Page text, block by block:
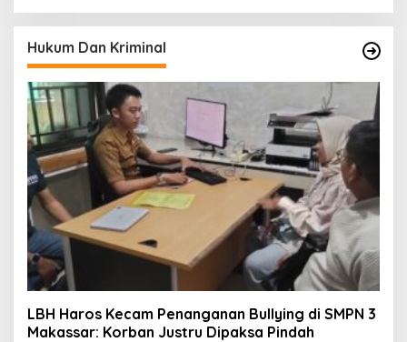
Hukum Dan Kriminal
LBH Haros Kecam Penanganan Bullying di SMPN 3
Makassar: Korban Justru Dipaksa Pindah